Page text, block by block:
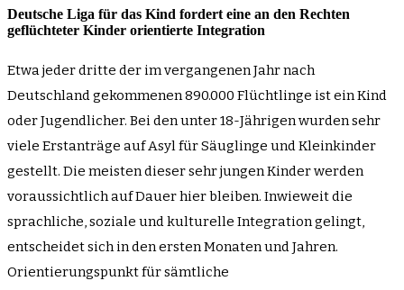
Deutsche Liga für das Kind fordert eine an den Rechten
geflüchteter Kinder orientierte Integration
Etwa jeder dritte der im vergangenen Jahr nach
Deutschland gekommenen 890.000 Flüchtlinge ist ein Kind
oder Jugendlicher. Bei den unter 18-Jährigen wurden sehr
viele Erstanträge auf Asyl für Säuglinge und Kleinkinder
gestellt. Die meisten dieser sehr jungen Kinder werden
voraussichtlich auf Dauer hier bleiben. Inwieweit die
sprachliche, soziale und kulturelle Integration gelingt,
entscheidet sich in den ersten Monaten und Jahren.
Orientierungspunkt für sämtliche